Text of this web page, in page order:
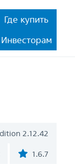
Где купить
Инвесторам
2.12.42
1.6.7